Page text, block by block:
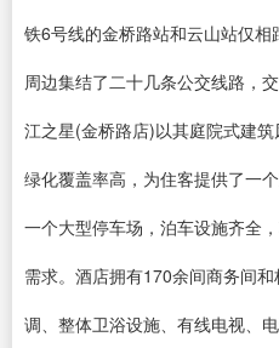
铁6号线的金桥路站和云山站仅
周边集结了二十几条公交线路，
江之星(金桥路店)以其庭院式建
绿化覆盖率高，为住客提供了一
一个大型停车场，泊车设施齐全
需求。酒店拥有170余间商务间
调、整体卫浴设施、有线电视、